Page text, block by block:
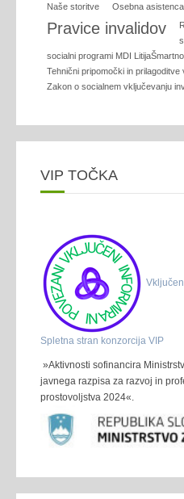
Naše storitve Osebna asistenca
Pravice invalidov
socialni programi MDI LitijaŠmartno
Tehnični pripomočki in prilagoditve
Zakon o socialnem vključevanju
VIP TOČKA
Spletna stran konzorcija VIP
»Aktivnosti sofinancira
javnega razpisa za razvoj in
prostovoljstva 2024«.